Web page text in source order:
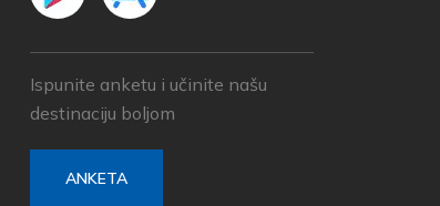
Ispunite anketu i učinite našu
destinaciju boljom
ANKETA